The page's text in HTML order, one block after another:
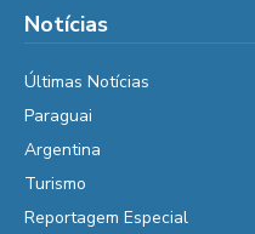
Notícias
Últimas Notícias
Paraguai
Argentina
Turismo
Reportagem Especial